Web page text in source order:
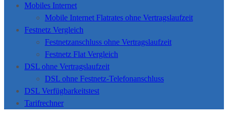
Mobiles Internet
Mobile Internet Flatrates ohne Vertragslaufzeit
Festnetz Vergleich
Festnetzanschluss ohne Vertragslaufzeit
Festnetz Flat Vergleich
DSL ohne Vertragslaufzeit
DSL ohne Festnetz-Telefonanschluss
DSL Verfügbarkeitstest
Tarifrechner